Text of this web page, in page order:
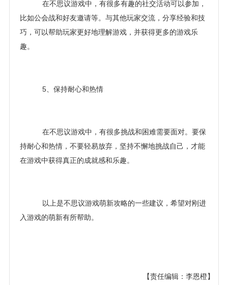
在不思议游戏中，有很多有趣的社交活动可以参加，
比如公会战和好友邀请等。与其他玩家交流，分享经验和技
巧，可以帮助玩家更好地理解游戏，并获得更多的游戏乐
趣。
5、保持耐心和热情
在不思议游戏中，有很多挑战和困难需要面对。要保
持耐心和热情，不要轻易放弃，坚持不懈地挑战自己，才能
在游戏中获得真正的成就感和乐趣。
以上是不思议游戏萌新攻略的一些建议，希望对刚进
入游戏的萌新有所帮助。
【责任编辑：李恩橙】